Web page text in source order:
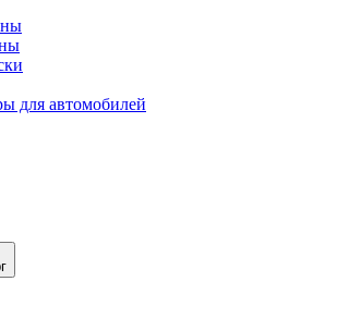
для автомобилей